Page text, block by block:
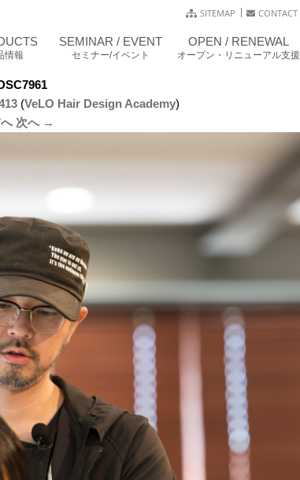
SITEMAP CONTACT
情報
SEMINAR / EVENT
セミナー/イベント
OPEN / RENEWAL
オープン・リニューアル支援
(VeLO Hair Design Academy)
次へ →